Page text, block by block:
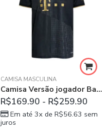
,CAMISA MASCULINA
CAMISA MASCULINA
Camisa Versão jogador Bayern München afastado 21/22
R$169.90 - R$259.90
Em até 3x de R$56.63 sem
juros